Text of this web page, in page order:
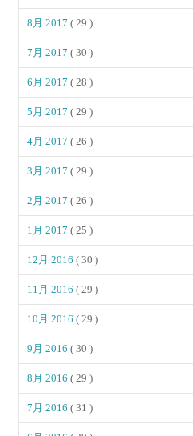
8月 2017( 29 )
7月 2017( 30 )
6月 2017( 28 )
5月 2017( 29 )
4月 2017( 26 )
3月 2017( 29 )
2月 2017( 26 )
1月 2017( 25 )
12月 2016( 30 )
11月 2016( 29 )
10月 2016( 29 )
9月 2016( 30 )
8月 2016( 29 )
7月 2016( 31 )